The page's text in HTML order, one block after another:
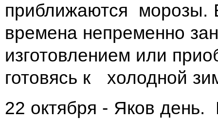
приближаются морозы.
времена непременно
изготовлением или
готовясь к холодной
22 октября - Яков